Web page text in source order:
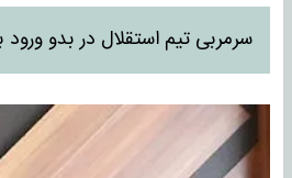
سرمربی تیم استقلال در بدو ورود